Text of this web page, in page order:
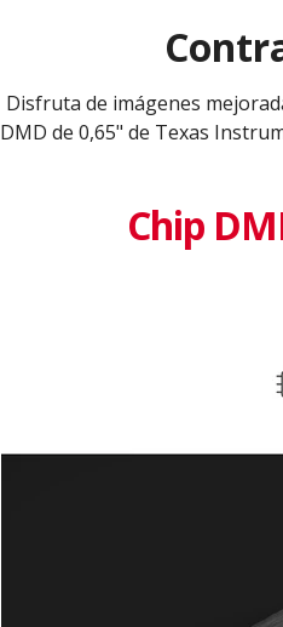
Disfruta de imágenes
DMD de 0,65" de Texas
Chip